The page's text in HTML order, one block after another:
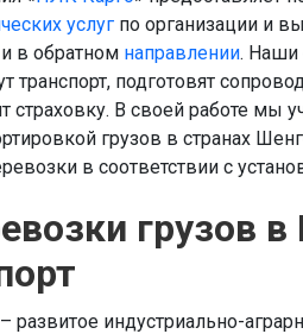
услуг по организации и
в обратном направлении. Наши
транспорт, подготовят
страховку. В своей работе мы
грузов в странах
в соответствии с
грузов
развитое индустриально-